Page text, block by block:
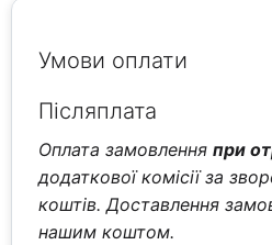
Умови оплати
Післяплата
Оплата замовленняпри
додаткової комісії за
коштів. Доставлення
нашим коштом.